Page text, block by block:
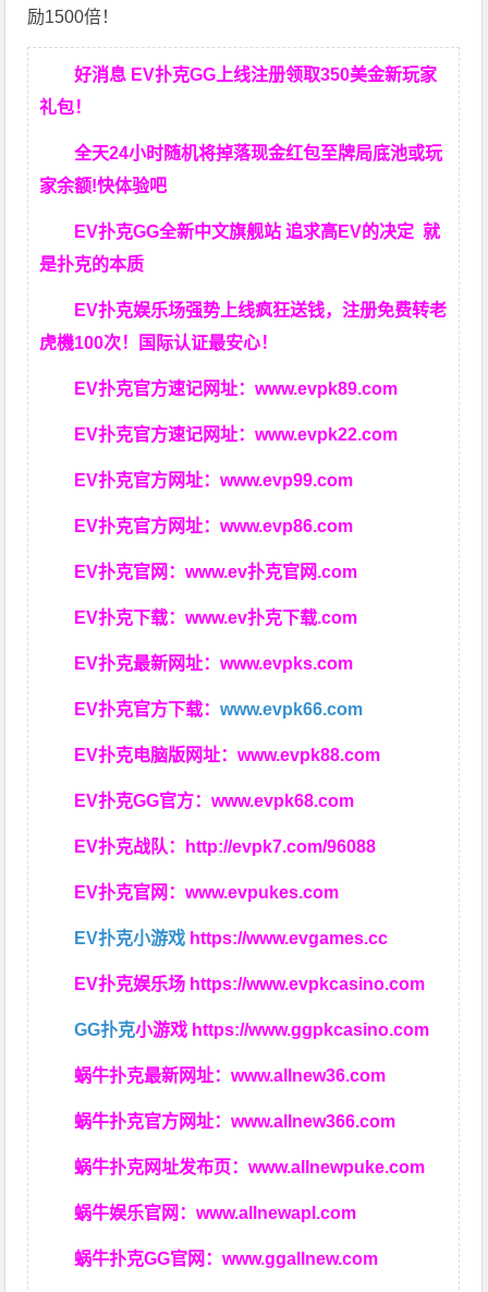
励1500倍！
好消息 EV扑克GG上线注册领取350美金新玩家
礼包！
全天24小时随机将掉落现金红包至牌局底池或玩
家余额!快体验吧
EV扑克GG全新中文旗舰站 追求高EV的决定就
是扑克的本质
EV扑克娱乐场强势上线疯狂送钱，注册免费转老
虎機100次！国际认证最安心！
EV扑克官方速记网址：www.evpk89.com
EV扑克官方速记网址：www.evpk22.com
EV扑克官方网址：www.evp99.com
EV扑克官方网址：www.evp86.com
EV扑克官网：www.ev扑克官网.com
EV扑克下载：www.ev扑克下载.com
EV扑克最新网址：www.evpks.com
EV扑克官方下载：www.evpk66.com
EV扑克电脑版网址：www.evpk88.com
EV扑克GG官方：www.evpk68.com
EV扑克战队： http://evpk7.com/96088
EV扑克官网：www.evpukes.com
EV扑克小游戏 https://www.evgames.cc
EV扑克娱乐场 https://www.evpkcasino.com
GG扑克小游戏 https://www.ggpkcasino.com
蜗牛扑克最新网址：www.allnew36.com
蜗牛扑克官方网址：www.allnew366.com
蜗牛扑克网址发布页：www.allnewpuke.com
蜗牛娱乐官网：www.allnewapl.com
蜗牛扑克GG官网：www.ggallnew.com